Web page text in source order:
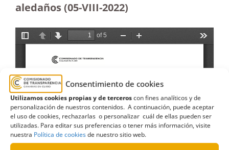
Consentimiento de cookies
Utilizamos cookies propias y de terceroscon fines analíticos y de
personalización de nuestros contenidos. A continuación, puede aceptar
el uso de cookies, rechazarlas o personalizar cuál de ellas pueden ser
utilizadas. Para editar sus preferencias o tener más información, visite
nuestra Política de cookiesde nuestro sitio web.
aledaños (05-VIII-2022)